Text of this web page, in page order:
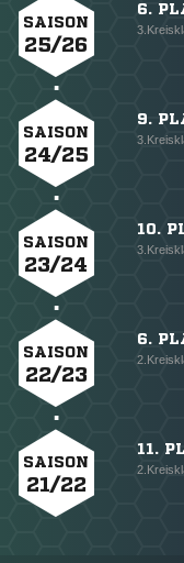
SAISON
25/26
6.
SAISON
24/25
9.
SAISON
23/24
10.
SAISON
22/23
6.
SAISON
21/22
11.